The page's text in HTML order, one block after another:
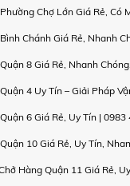
Chợ Lớn Giá Rẻ, Có
Chánh Giá Rẻ, Nhanh
8 Giá Rẻ, Nhanh
4 Uy Tín – Giải Pháp
6 Giá Rẻ, Uy Tín | 0983
10 Giá Rẻ, Uy Tín,
Hàng Quận 11 Giá Rẻ,